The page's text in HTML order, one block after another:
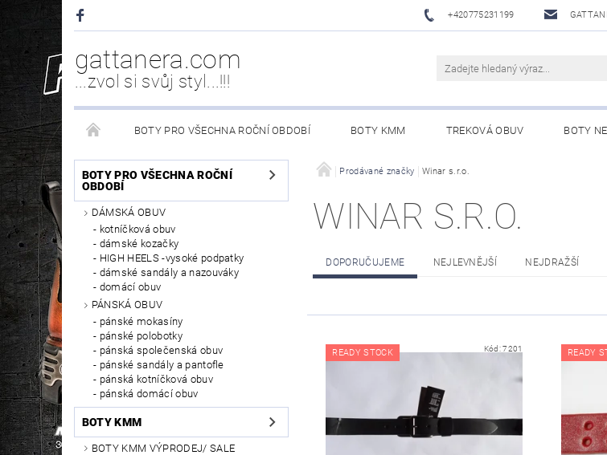
+420775231199
gattanera.com
...zvol si svůj styl...!!!
BOTY PRO VŠECHNA ROČNÍ OBDOBÍ BOTY KMM TREKOVÁ OBUV BOTY
NEW ROCK DOPLŇKY/NÁHRADNÍ DÍLY WESTERNOVÁ OBUV WESTERN BELTS /
PÉČE O OBUV
BOTY PRO VŠECHNA ROČNÍ
OBDOBÍ
DÁMSKÁ OBUV
kotníčková obuv
dámské kozačky
HIGH HEELS -vysoké podpatky
dámské sandály a nazouváky
domácí obuv
PÁNSKÁ OBUV
pánské mokasíny
pánské polobotky
pánská společenská obuv
pánské sandály a pantofle
pánská kotníčková obuv
pánská domácí obuv
BOTY KMM
BOTY KMM VÝPRODEJ/ SALE
Prodávané značky Winar s.r.o.
WINAR S.R.O.
DOPORUČUJEME NEJLEVNĚJŠÍ NEJDRAŽŠÍ
READY STOCK Kód:7201 READY